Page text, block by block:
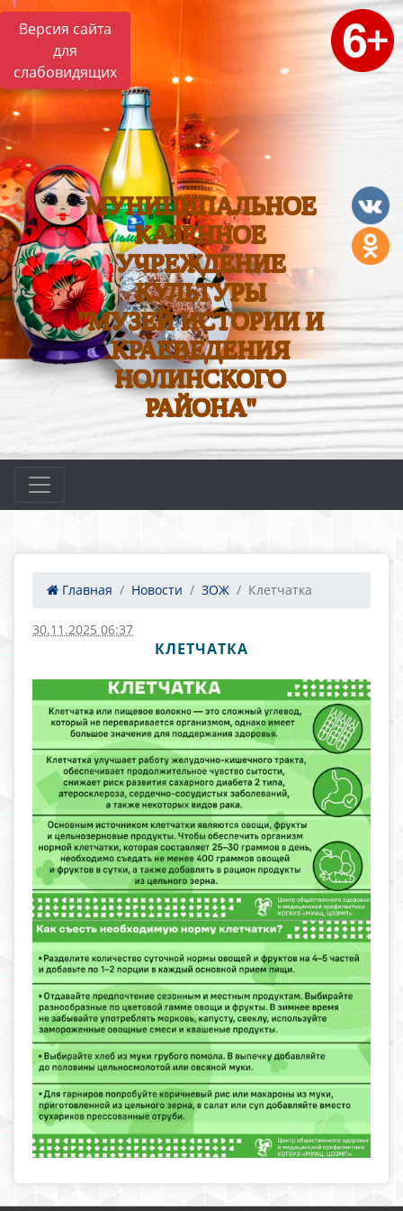
Версия сайта
для
слабовидящих
МУНИЦИПАЛЬНОЕ
КАЗЕННОЕ
УЧРЕЖДЕНИЕ
КУЛЬТУРЫ
"МУЗЕЙ ИСТОРИИ И
КРАЕВЕДЕНИЯ
НОЛИНСКОГО
РАЙОНА"
Главная Новости ЗОЖ Клетчатка
30.11.2025 06:37
КЛЕТЧАТКА